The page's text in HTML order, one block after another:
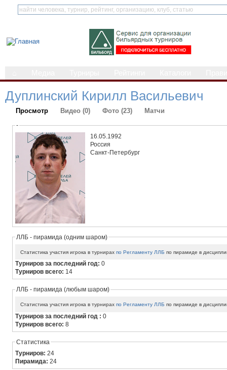
Дуплинский Кирилл Васильевич
Просмотр Видео (0) Фото (23) Матчи
-
16.05.1992
Россия
Санкт-Петербург
ЛЛБ - пирамида (одним шаром)
Статистика участия игрока в турнирахпо Регламенту ЛЛБ по пирамиде в
Турниров за последний год:0
Турниров всего: 14
ЛЛБ - пирамида (любым шаром)
Статистика участия игрока в турнирахпо Регламенту ЛЛБ по пирамиде в
Турниров за последний год :0
Турниров всего:8
Статистика
Турниров:24
Пирамида:24